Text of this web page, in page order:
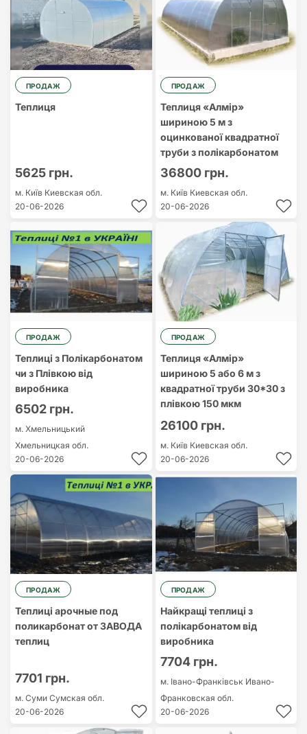
ПРОДАЖ
Теплиця
5625 грн.
м. Київ Киевская обл.
20-06-2026
ПРОДАЖ
Теплиця «Алмір»
шириною 5 м з
оцинкованої квадратної
труби з полікарбонатом
36800 грн.
м. Київ Киевская обл.
20-06-2026
ПРОДАЖ
Теплиці з Полікарбонатом
чи з Плівкою від
виробника
6502 грн.
м. Хмельницький
Хмельницкая обл.
20-06-2026
ПРОДАЖ
Теплиця «Алмір»
шириною 5 або 6 м з
квадратної труби 30*30 з
плівкою 150 мкм
26100 грн.
м. Київ Киевская обл.
20-06-2026
ПРОДАЖ
Теплиці арочные под
поликарбонат от ЗАВОДА
теплиц
7701 грн.
м. Суми Сумская обл.
20-06-2026
ПРОДАЖ
Найкращі теплиці з
полікарбонатом від
виробника
7704 грн.
м. Івано-Франківськ Ивано-
Франковская обл.
20-06-2026